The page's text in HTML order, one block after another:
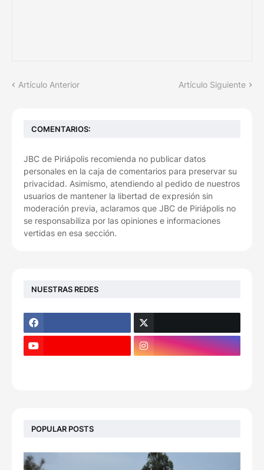
Artículo Anterior Artículo Siguiente
COMENTARIOS:
JBC de Piriápolis recomienda no publicar datos
personales en la caja de comentarios para preservar su
privacidad. Asimismo, atendiendo al pedido de nuestros
usuarios de mantener la libertad de expresión sin
moderación previa, aclaramos que JBC de Piriápolis no
se responsabiliza por las opiniones e informaciones
vertidas en esa sección.
NUESTRAS REDES
POPULAR POSTS